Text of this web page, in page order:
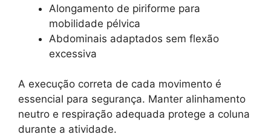
Alongamento de piriforme para
mobilidade pélvica
Abdominais adaptados sem flexão
excessiva
A execução correta de cada movimento é
essencial para segurança. Manter alinhamento
neutro e respiração adequada protege a coluna
durante a atividade.